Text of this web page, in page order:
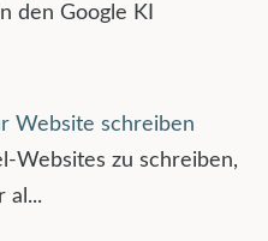
den Google KI
Website schreiben
Websites zu schreiben,
al...